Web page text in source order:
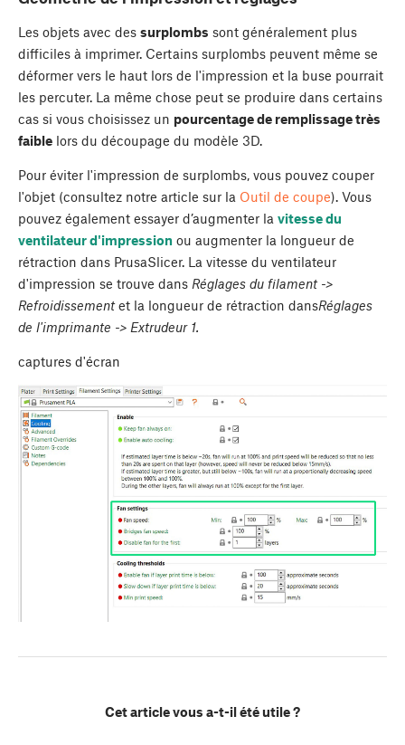
Les objets avec des surplombs sont généralement plus
difficiles à imprimer. Certains surplombs peuvent même se
déformer vers le haut lors de l'impression et la buse pourrait
les percuter. La même chose peut se produire dans certains
cas si vous choisissez un pourcentage de remplissage très
faible lors du découpage du modèle 3D.
Pour éviter l'impression de surplombs, vous pouvez couper
l'objet (consultez notre article sur la Outil de coupe). Vous
pouvez également essayer d’augmenter la vitesse du
ventilateur d'impression ou augmenter la longueur de
rétraction dans PrusaSlicer. La vitesse du ventilateur
d'impression se trouve dans Réglages du filament ->
Refroidissementet la longueur de rétraction dansRéglages
de l'imprimante -> Extrudeur 1.
captures d'écran
Cet article vous a-t-il été utile ?